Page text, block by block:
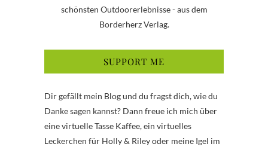
schönsten Outdoorerlebnisse - aus dem
Borderherz Verlag.
SUPPORT ME
Dir gefällt mein Blog und du fragst dich, wie du
Danke sagen kannst? Dann freue ich mich über
eine virtuelle Tasse Kaffee, ein virtuelles
Leckerchen für Holly & Riley oder meine Igel im